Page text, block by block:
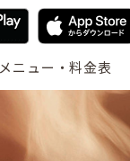
メニュー・料金表